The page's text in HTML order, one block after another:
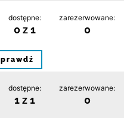
dostępne:
0 z 1
zarezerwowane:
0
dostępne:
1 z 1
zarezerwowane:
0